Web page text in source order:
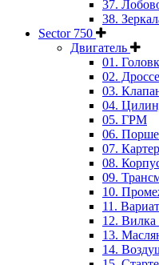
37.
38.
Sector 750
Двигатель
01.
02.
03.
04.
05. ГРМ
06.
07. Картер
08.
09.
10.
11.
12. Вилка
13.
14.